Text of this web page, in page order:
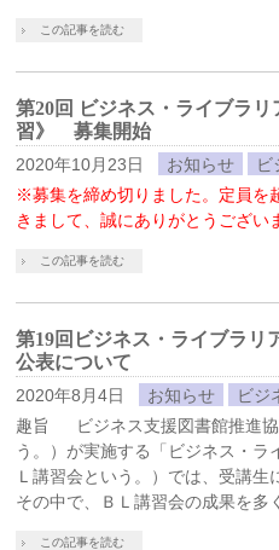
この記事を読む
第20回 ビジネス・ライブラ
習》 募集開始
2020年10月23日 お知らせ
ビ
※募集を締め切りました。定員を
きまして、誠にありがとうござい
この記事を読む
第19回ビジネス・ライブラリ
公表について
2020年8月4日 お知らせ
ビジ
趣旨 ビジネス支援図書館推進協
う。）が実施する「ビジネス・ラ
Ｌ講習会という。）では、受講生
その中で、ＢＬ講習会の成果を多
この記事を読む